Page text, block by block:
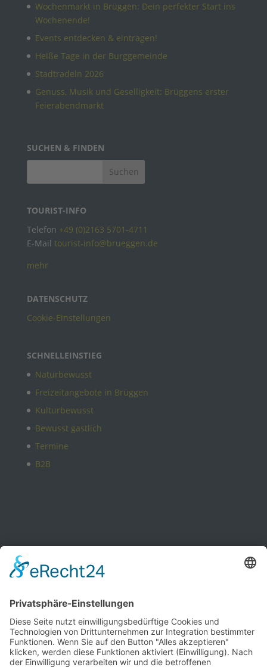
Wochenmarkt in Brüggen: Dein perfekter Start ins
Wochenende!
Events entdecken & eintragen!
Heiße Tage in der Burggemeinde
Stadtradeln 2026
Genuss, Musik und Geselligkeit: Brüggens erster
Feierabendmarkt
SUCHEN & FINDEN
TOURIST-INFO
Telefon +49 (0)2163 5701-4711
E-Mail tourist-info@brueggen.de
mehr
DATENSCHUTZ
Cookie-Einstellungen
SCHNELLEINSTIEG
Naturbewusst
Freizeitangebote in Brüggen
Kulturbewusst
Bewusst gastlich
Termine
B2B